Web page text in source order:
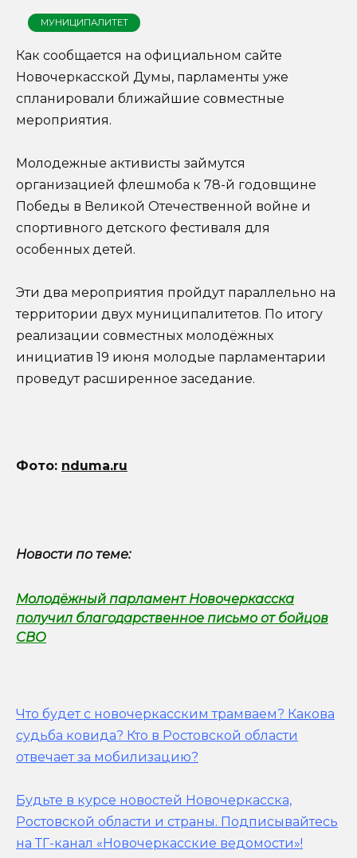
МУНИЦИПАЛИТЕТ
Как сообщается на официальном сайте
Новочеркасской Думы, парламенты уже
спланировали ближайшие совместные
мероприятия.
Молодежные активисты займутся
организацией флешмоба к 78-й годовщине
Победы в Великой Отечественной войне и
спортивного детского фестиваля для
особенных детей.
Эти два мероприятия пройдут параллельно на
территории двух муниципалитетов. По итогу
реализации совместных молодёжных
инициатив 19 июня молодые парламентарии
проведут расширенное заседание.
Фото: nduma.ru
Новости по теме:
Молодёжный парламент Новочеркасска
получил благодарственное письмо от бойцов
СВО
Что будет с новочеркасским трамваем? Какова
судьба ковида? Кто в Ростовской области
отвечает за мобилизацию?
Будьте в курсе новостей Новочеркасска,
Ростовской области и страны. Подписывайтесь
на ТГ-канал «Новочеркасские ведомости»!